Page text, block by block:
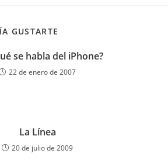
GUSTARTE
se habla del iPhone?
22 de enero de 2007
La Línea
20 de julio de 2009